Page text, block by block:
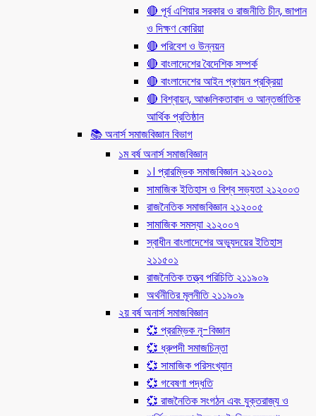
🔴 পূর্ব এশিয়ার সরকার ও রাজনীতি চীন, জাপান
ও দিক্ষণ কোরিয়া
🔴 পরিবেশ ও উন্নয়ন
🔴 বাংলাদেশের বৈদেশিক সম্পর্ক
🔴 বাংলাদেশের আইন প্রণয়ন প্রক্রিয়া
🔴 বিশ্বায়ন, আঞ্চলিকতাবাদ ও আন্তর্জাতিক
আর্থিক প্রতিষ্ঠান
📚 অনার্স সমাজবিজ্ঞান বিভাগ
১ম বর্ষ অনার্স সমাজবিজ্ঞান
১। প্রারম্ভিক সমাজবিজ্ঞান ২১২০০১
সামাজিক ইতিহাস ও বিশ্ব সভ্যতা ২১২০০৩
রাজনৈতিক সমাজবিজ্ঞান ২১২০০৫
সামাজিক সমস্যা ২১২০০৭
স্বাধীন বাংলাদেশের অভ্যুদয়ের ইতিহাস
২১১৫০১
রাজনৈতিক তত্ত্ব পরিচিতি ২১১৯০৯
অর্থনীতির মূলনীতি ২১১৯০৯
২য় বর্ষ অনার্স সমাজবিজ্ঞান
💞 প্ররম্ভিক নৃ-বিজ্ঞান
💞 ধ্রুপদী সমাজচিন্তা
💞 সামাজিক পরিসংখ্যান
💞 গবেষণা পদ্ধতি
💞 রাজনৈতিক সংগঠন এবং যুক্তরাজ্য ও